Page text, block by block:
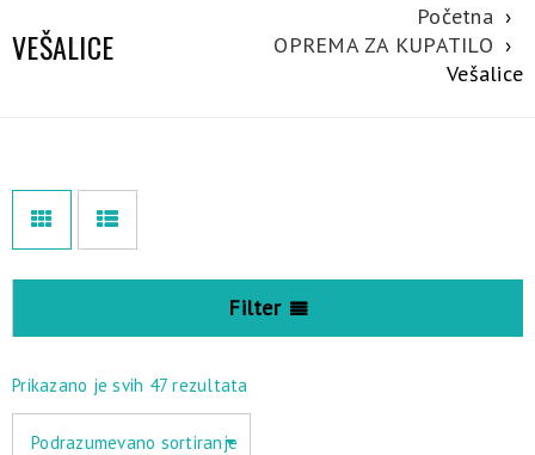
VEŠALICE
Početna ›
OPREMA ZA KUPATILO ›
Vešalice
Filter
Prikazano je svih 47 rezultata
Podrazumevano sortiranje